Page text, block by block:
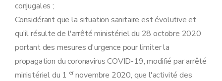
conjugales ;
Considérant que la situation sanitaire est évolutive et
qu'il résulte de l'arrêté ministériel du 28 octobre 2020
portant des mesures d'urgence pour limiter la
propagation du coronavirus COVID-19, modifié par arrêté
ministériel du 1 ernovembre 2020, que l'activité des